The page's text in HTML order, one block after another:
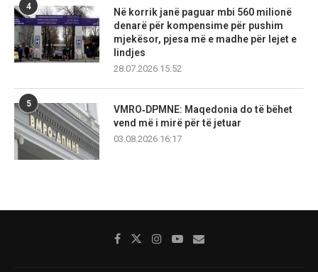
4
Në korrik janë paguar mbi 560 milionë
denarë për kompensime për pushim
mjekësor, pjesa më e madhe për lejet e
lindjes
28.07.2026 15:52
5
VMRO‑DPMNE: Maqedonia do të bëhet
vend më i mirë për të jetuar
03.08.2026 16:17